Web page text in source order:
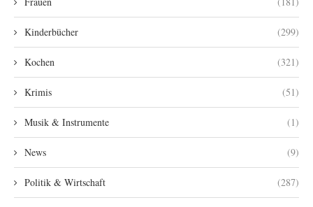
Kinderbücher (299)
Kochen (321)
Krimis (51)
Musik & Instrumente (1)
News (9)
Politik & Wirtschaft (287)